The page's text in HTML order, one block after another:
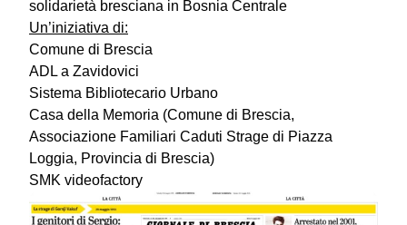
solidarietà bresciana in Bosnia Centrale
Un’iniziativa di:
Comune di Brescia
ADL a Zavidovici
Sistema Bibliotecario Urbano
Casa della Memoria (Comune di Brescia,
Associazione Familiari Caduti Strage di Piazza
Loggia, Provincia di Brescia)
SMK videofactory